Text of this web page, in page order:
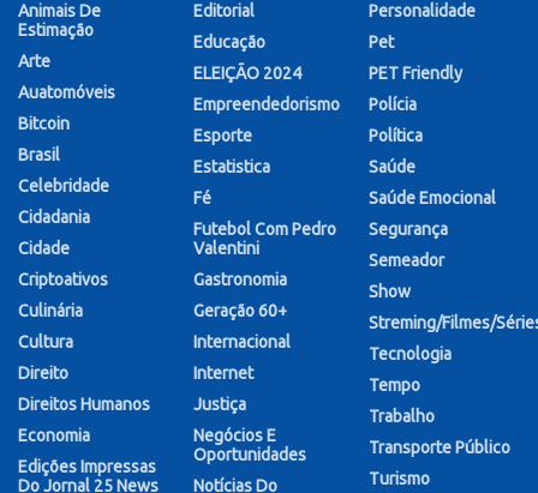
Animais De
Estimação
Arte
Auatomóveis
Bitcoin
Brasil
Celebridade
Cidadania
Cidade
Criptoativos
Culinária
Cultura
Direito
Direitos Humanos
Economia
Edições Impressas
Do Jornal 25 News
Editorial
Educação
ELEIÇÃO 2024
Empreendedorismo
Esporte
Estatistica
Fé
Futebol Com Pedro
Valentini
Gastronomia
Geração 60+
Internacional
Internet
Justiça
Negócios E
Oportunidades
Notícias Do
Personalidade
Pet
PET Friendly
Polícia
Política
Saúde
Saúde Emocional
Segurança
Semeador
Show
Streming/Filmes/
Tecnologia
Tempo
Trabalho
Transporte Público
Turismo